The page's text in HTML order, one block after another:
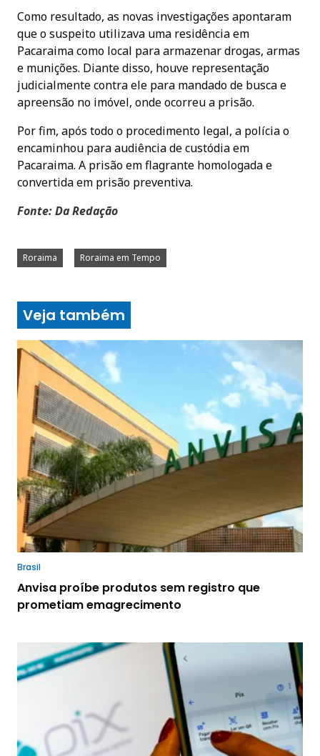
Como resultado, as novas investigações apontaram
que o suspeito utilizava uma residência em
Pacaraima como local para armazenar drogas, armas
e munições. Diante disso, houve representação
judicialmente contra ele para mandado de busca e
apreensão no imóvel, onde ocorreu a prisão.
Por fim, após todo o procedimento legal, a polícia o
encaminhou para audiência de custódia em
Pacaraima. A prisão em flagrante homologada e
convertida em prisão preventiva.
Fonte: Da Redação
Roraima Roraima em Tempo
Veja também
Brasil
Anvisa proíbe produtos sem registro que
prometiam emagrecimento